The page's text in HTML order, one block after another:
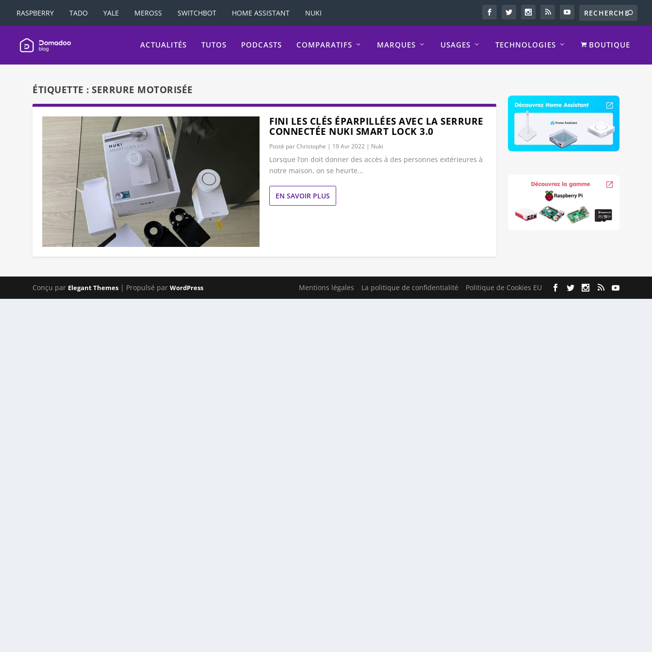
RASPBERRY TADO YALE MEROSS SWITCHBOT HOME ASSISTANT NUKI
ACTUALITÉS TUTOS PODCASTS COMPARATIFS MARQUES USAGES TECHNOLOGIES BOUTIQUE
ÉTIQUETTE :SERRURE MOTORISÉE
FINI LES CLÉS ÉPARPILLÉES AVEC LA SERRURE
CONNECTÉE NUKI SMART LOCK 3.0
Posté parChristophe | 19 Avr 2022 | Nuki
Lorsque l’on doit donner des accès à des personnes extérieures à
notre maison, on se heurte...
EN SAVOIR PLUS
Conçu par Elegant Themes | Propulsé parWordPress Mentions légales La politique de confidentialité Politique de Cookies EU